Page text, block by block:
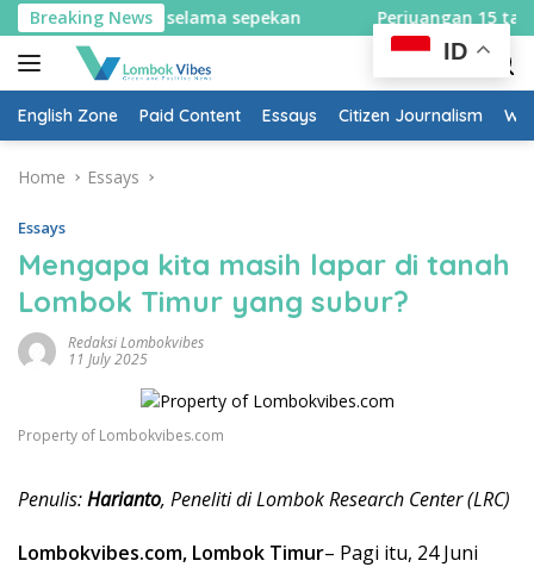
Skip
to
content
Breaking News
selama sepekan Perjuangan 15 tahun berbuah
English Zone Paid Content Essays Citizen Journalism
Home Essays
Essays
Mengapa kita masih lapar di tanah
Lombok Timur yang subur?
Redaksi Lombokvibes
11 July 2025
Property of Lombokvibes.com
Penulis:Harianto, Peneliti di Lombok Research Center (LRC)
Lombokvibes.com, Lombok Timur– Pagi itu, 24 Juni
ID